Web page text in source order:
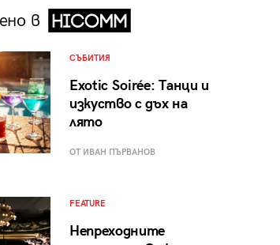
в
СЪБИТИЯ
Exotic Soirée: Танци и
изкуство с дъх на
лято
ОТ ИВАН ПЪРВАНОВ
FEATURE
Непреходните